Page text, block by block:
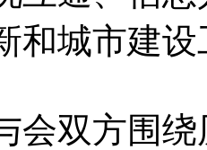
和城市建
双方围绕